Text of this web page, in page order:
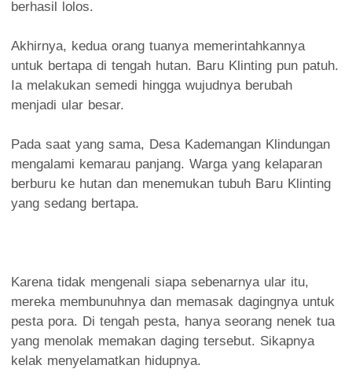
berhasil lolos.
Akhirnya, kedua orang tuanya memerintahkannya
untuk bertapa di tengah hutan. Baru Klinting pun patuh.
Ia melakukan semedi hingga wujudnya berubah
menjadi ular besar.
Pada saat yang sama, Desa Kademangan Klindungan
mengalami kemarau panjang. Warga yang kelaparan
berburu ke hutan dan menemukan tubuh Baru Klinting
yang sedang bertapa.
Karena tidak mengenali siapa sebenarnya ular itu,
mereka membunuhnya dan memasak dagingnya untuk
pesta pora. Di tengah pesta, hanya seorang nenek tua
yang menolak memakan daging tersebut. Sikapnya
kelak menyelamatkan hidupnya.